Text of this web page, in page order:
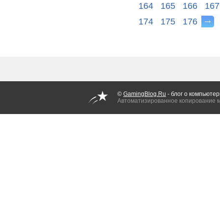
164
165 166
167
174
175 176
© GamingBlog.Ru - блог о
Автоматизированное копирование